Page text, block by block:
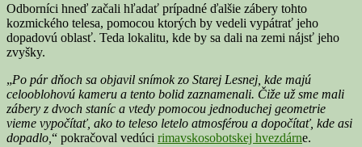
Odborníci hneď začali hľadať prípadné ďalšie zábery tohto
kozmického telesa, pomocou ktorých by vedeli vypátrať jeho
dopadovú oblasť. Teda lokalitu, kde by sa dali na zemi nájsť jeho
zvyšky.
„Po pár dňoch sa objavil snímok zo Starej Lesnej, kde majú
celooblohovú kameru a tento bolid zaznamenali. Čiže už sme mali
zábery z dvoch staníc a vtedy pomocou jednoduchej geometrie
vieme vypočítať, ako to teleso letelo atmosférou a dopočítať, kde asi
dopadlo, “ pokračoval vedúci rimavskosobotskej hvezdárne.